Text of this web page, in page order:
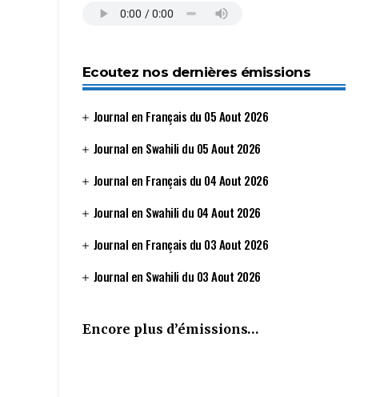
Ecoutez nos dernières émissions
Journal en Français du 05 Aout 2026
Journal en Swahili du 05 Aout 2026
Journal en Français du 04 Aout 2026
Journal en Swahili du 04 Aout 2026
Journal en Français du 03 Aout 2026
Journal en Swahili du 03 Aout 2026
Encore plus d’émissions…